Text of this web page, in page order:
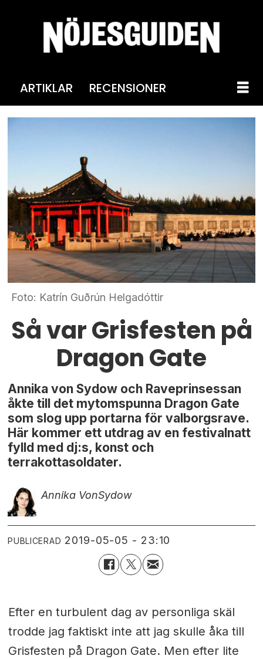
ARTIKLAR RECENSIONER
Foto: Katrín Guðrún Helgadóttir
Så var Grisfesten på
Dragon Gate
Annika von Sydow och Raveprinsessan
åkte till det mytomspunna Dragon Gate
som slog upp portarna för valborgsrave.
Här kommer ett utdrag av en festivalnatt
fylld med dj:s, konst och
terrakottasoldater.
Annika VonSydow
PUBLICERAD 2019-05-05 - 23:10
Efter en turbulent dag av personliga skäl
trodde jag faktiskt inte att jag skulle åka till
Grisfesten på Dragon Gate. Men efter lite